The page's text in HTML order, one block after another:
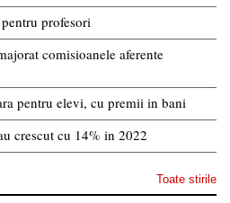
profesori
comisioanele aferente
pentru elevi, cu premii in bani
crescut cu 14% in 2022
Toate stirile